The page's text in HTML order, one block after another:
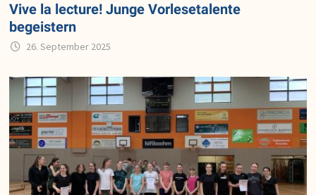
Vive la lecture! Junge Vorlesetalente
begeistern
26. September 2025